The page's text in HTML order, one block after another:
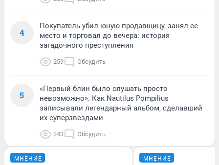
4
Покупатель убил юную продавщицу, занял ее
место и торговал до вечера: история
загадочного преступления
259 Обсудить
5
«Первый блин было слушать просто
невозможно». Как Nautilus Pompilius
записывали легендарный альбом, сделавший
их суперзвездами
243 Обсудить
МНЕНИЕ МНЕНИЕ